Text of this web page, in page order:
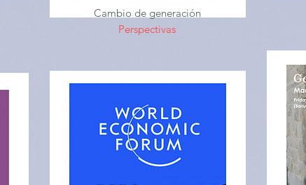
Cambio de generación
Perspectivas